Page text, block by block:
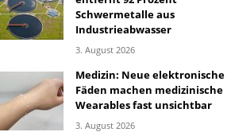
Schwermetalle aus
Industrieabwasser
3. August 2026
Medizin: Neue elektronische
Fäden machen medizinische
Wearables fast unsichtbar
3. August 2026